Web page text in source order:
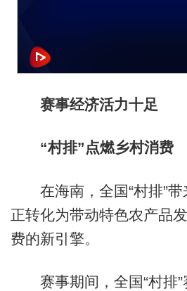
赛事经济活力十足
“村排”点燃乡村消费
在海南，全国“村排”带
正转化为带动特色农产品
费的新引擎。
赛事期间，全国“村排”